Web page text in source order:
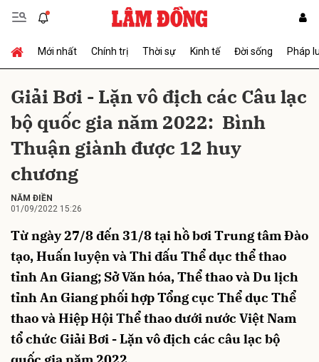
Mới nhất Chính trị Thời sự Kinh tế Đời sống Pháp
Giải Bơi - Lặn vô địch các Câu lạc
bộ quốc gia năm 2022: Bình
Thuận giành được 12 huy
chương
NĂM ĐIỀN
01/09/2022 15:26
Từ ngày 27/8 đến 31/8 tại hồ bơi Trung tâm Đào
tạo, Huấn luyện và Thi đấu Thể dục thể thao
tỉnh An Giang; Sở Văn hóa, Thể thao và Du lịch
tỉnh An Giang phối hợp Tổng cục Thể dục Thể
thao và Hiệp Hội Thể thao dưới nước Việt Nam
tổ chức Giải Bơi - Lặn vô địch các câu lạc bộ
Gửi bình luận